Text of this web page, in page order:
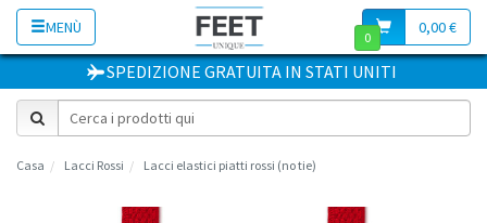
MENÙ 0,00 €
0
SPEDIZIONE GRATUITA IN STATI UNITI
Casa Lacci Rossi Lacci elastici piatti rossi (no tie)